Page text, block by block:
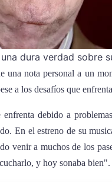
dura verdad sobre
nota personal a un
a los desafíos que
debido a
En el estreno de su
venir a muchos de los
y hoy sonaba bien".